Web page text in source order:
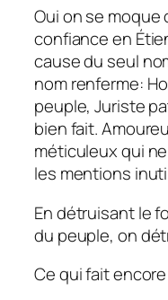
Oui on se moque
confiance en
cause du seul
nom renferme:
peuple, Juriste
bien fait.
méticuleux qui
les mentions
En détruisant le
du peuple, on
Ce qui fait